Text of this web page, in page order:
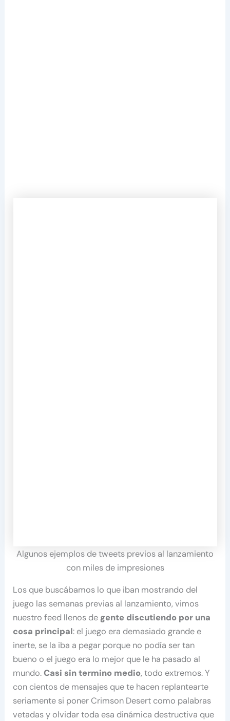
Algunos ejemplos de tweets previos al lanzamiento
con miles de impresiones
Los que buscábamos lo que iban mostrando del
juego las semanas previas al lanzamiento, vimos
nuestro feed llenos de gente discutiendo por una
cosa principal: el juego era demasiado grande e
inerte, se la iba a pegar porque no podía ser tan
bueno o el juego era lo mejor que le ha pasado al
mundo.Casi sin termino medio, todo extremos. Y
con cientos de mensajes que te hacen replantearte
seriamente si poner Crimson Desert como palabras
vetadas y olvidar toda esa dinámica destructiva que